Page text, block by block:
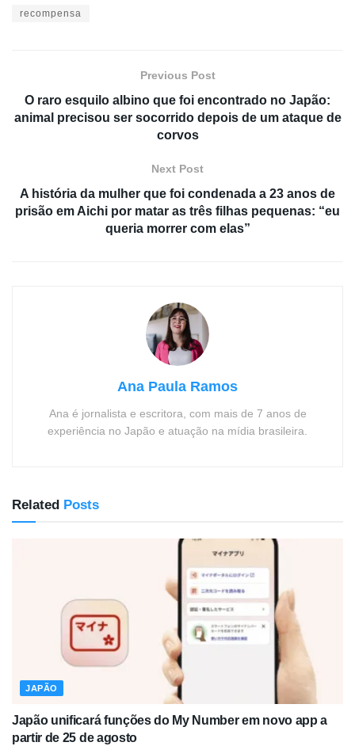
recompensa
Previous Post
O raro esquilo albino que foi encontrado no Japão:
animal precisou ser socorrido depois de um ataque de
corvos
Next Post
A história da mulher que foi condenada a 23 anos de
prisão em Aichi por matar as três filhas pequenas: “eu
queria morrer com elas”
Ana Paula Ramos
Ana é jornalista e escritora, com mais de 7 anos de
experiência no Japão e atuação na mídia brasileira.
Related Posts
JAPÃO
Japão unificará funções do My Number em novo app a
partir de 25 de agosto